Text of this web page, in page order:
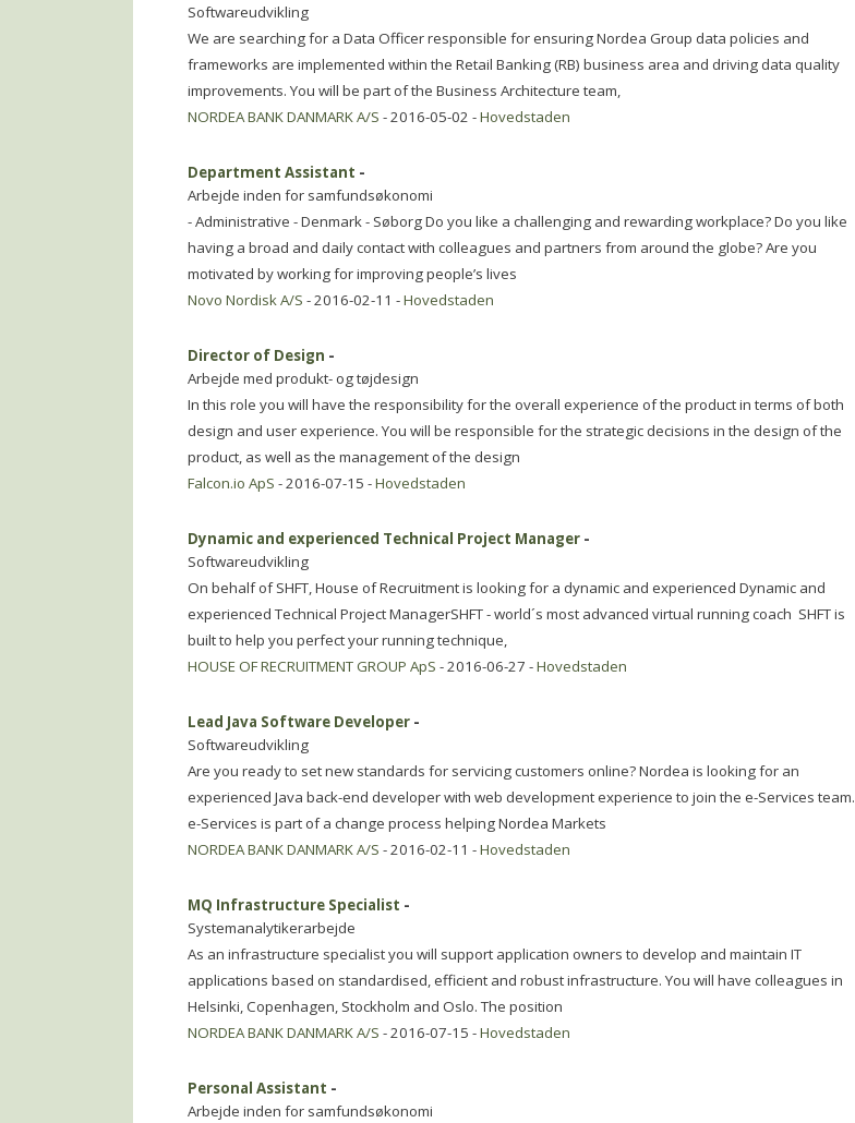
Softwareudvikling
We are searching for a Data Officer responsible for ensuring Nordea Group data policies and
frameworks are implemented within the Retail Banking (RB) business area and driving data quality
improvements. You will be part of the Business Architecture team,
NORDEA BANK DANMARK A/S - 2016-05-02 -Hovedstaden
Department Assistant -
Arbejde inden for samfundsøkonomi
- Administrative - Denmark - Søborg Do you like a challenging and rewarding workplace? Do you like
having a broad and daily contact with colleagues and partners from around the globe? Are you
motivated by working for improving people’s lives
Novo Nordisk A/S - 2016-02-11 -Hovedstaden
Director of Design -
Arbejde med produkt- og tøjdesign
In this role you will have the responsibility for the overall experience of the product in terms of both
design and user experience. You will be responsible for the strategic decisions in the design of the
product, as well as the management of the design
Falcon.io ApS - 2016-07-15 -Hovedstaden
Dynamic and experienced Technical Project Manager -
Softwareudvikling
On behalf of SHFT, House of Recruitment is looking for a dynamic and experienced Dynamic and
experienced Technical Project ManagerSHFT - world´s most advanced virtual running coach SHFT is
built to help you perfect your running technique,
HOUSE OF RECRUITMENT GROUP ApS - 2016-06-27 -Hovedstaden
Lead Java Software Developer -
Softwareudvikling
Are you ready to set new standards for servicing customers online? Nordea is looking for an
experienced Java back-end developer with web development experience to join the e-Services team.
e-Services is part of a change process helping Nordea Markets
NORDEA BANK DANMARK A/S - 2016-02-11 -Hovedstaden
MQ Infrastructure Specialist -
Systemanalytikerarbejde
As an infrastructure specialist you will support application owners to develop and maintain IT
applications based on standardised, efficient and robust infrastructure. You will have colleagues in
Helsinki, Copenhagen, Stockholm and Oslo. The position
NORDEA BANK DANMARK A/S - 2016-07-15 -Hovedstaden
Personal Assistant -
Arbejde inden for samfundsøkonomi